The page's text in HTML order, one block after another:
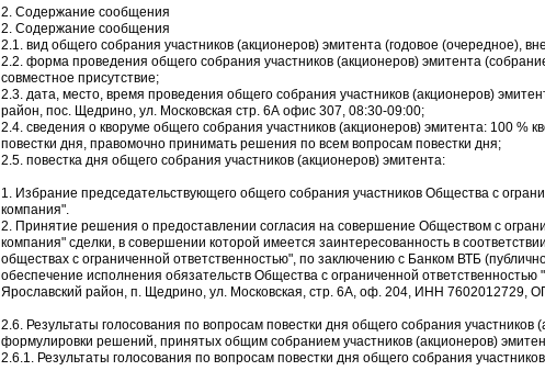
2. Содержание сообщения
2. Содержание сообщения
2.1. вид общего собрания участников (акционеров) эмитента (годовое (очередное),
2.2. форма проведения общего собрания участников (акционеров) эмитента
совместное присутствие;
2.3. дата, место, время проведения общего собрания участников (акционеров)
район, пос. Щедрино, ул. Московская стр. 6А офис 307, 08:30-09:00;
2.4. сведения о кворуме общего собрания участников (акционеров) эмитента: 100 %
повестки дня, правомочно принимать решения по всем вопросам повестки дня;
2.5. повестка дня общего собрания участников (акционеров) эмитента:
1. Избрание председательствующего общего собрания участников Общества с
компания".
2. Принятие решения о предоставлении согласия на совершение Обществом с
компания" сделки, в совершении которой имеется заинтересованность в
обществах с ограниченной ответственностью", по заключению с Банком ВТБ
обеспечение исполнения обязательств Общества с ограниченной
Ярославский район, п. Щедрино, ул. Московская, стр. 6А, оф. 204, ИНН 7602012729,
2.6. Результаты голосования по вопросам повестки дня общего собрания
формулировки решений, принятых общим собранием участников (акционеров)
2.6.1. Результаты голосования по вопросам повестки дня общего собрания